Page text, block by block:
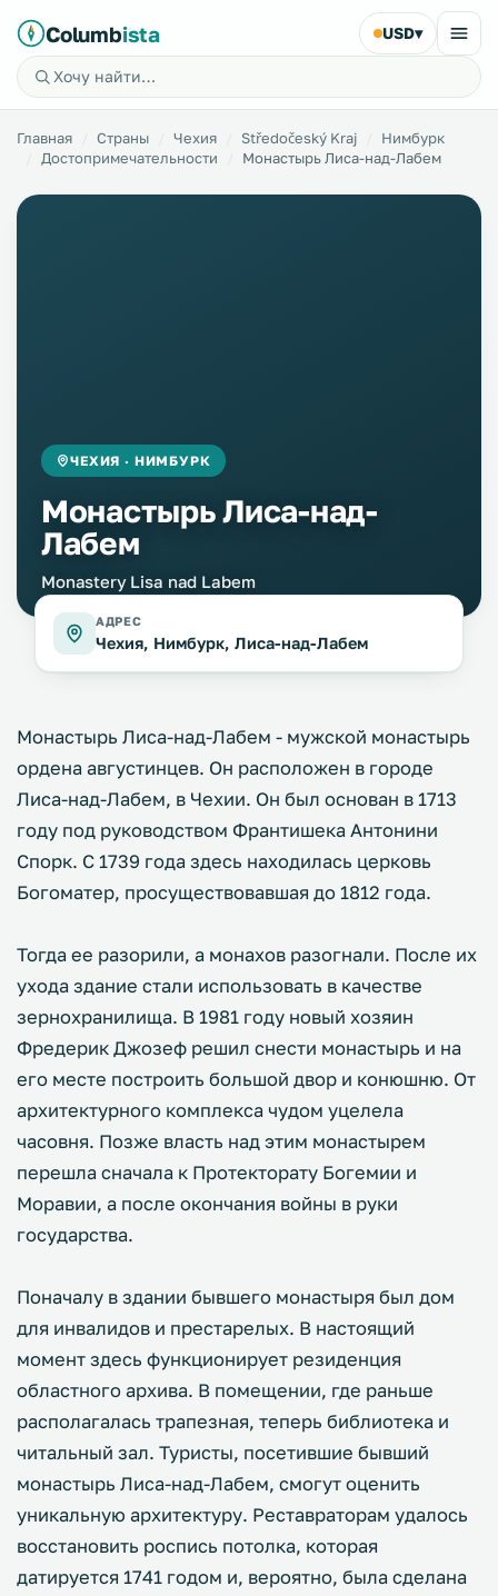
Columbista USD▾
Главная Страны Чехия Středočeský Kraj
Нимбурк
Достопримечательности
Монастырь Лиса-над-Лабем
ЧЕХИЯ · НИМБУРК
Монастырь Лиса-над-
Лабем
Monastery Lisa nad Labem
АДРЕС
Чехия, Нимбурк, Лиса-над-Лабем
Монастырь Лиса-над-Лабем - мужской монастырь
ордена августинцев. Он расположен в городе
Лиса-над-Лабем, в Чехии. Он был основан в 1713
году под руководством Франтишека Антонини
Спорк. С 1739 года здесь находилась церковь
Богоматер, просуществовавшая до 1812 года.
Тогда ее разорили, а монахов разогнали. После их
ухода здание стали использовать в качестве
зернохранилища. В 1981 году новый хозяин
Фредерик Джозеф решил снести монастырь и на
его месте построить большой двор и конюшню. От
архитектурного комплекса чудом уцелела
часовня. Позже власть над этим монастырем
перешла сначала к Протекторату Богемии и
Моравии, а после окончания войны в руки
государства.
Поначалу в здании бывшего монастыря был дом
для инвалидов и престарелых. В настоящий
момент здесь функционирует резиденция
областного архива. В помещении, где раньше
располагалась трапезная, теперь библиотека и
читальный зал. Туристы, посетившие бывший
монастырь Лиса-над-Лабем, смогут оценить
уникальную архитектуру. Реставраторам удалось
восстановить роспись потолка, которая
датируется 1741 годом и, вероятно, была сделана